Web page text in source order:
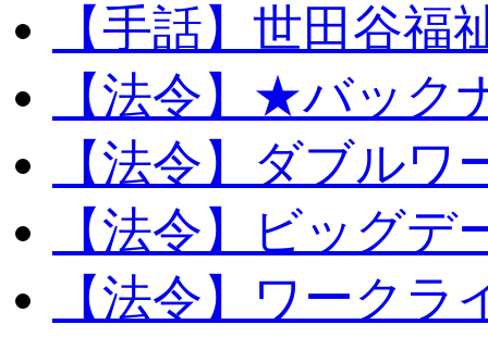
【手話】世田谷福
【法令】★バック
【法令】ダブルワ
【法令】ビッグデ
【法令】ワークラ